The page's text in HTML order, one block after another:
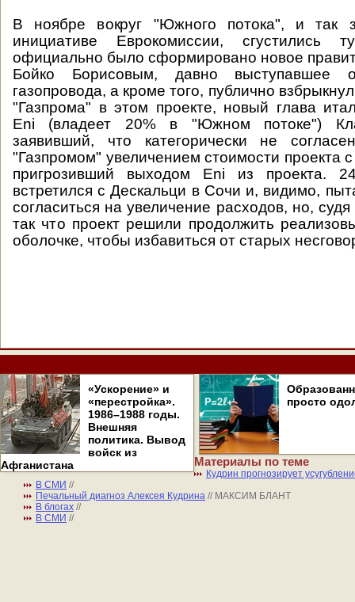
В ноябре вокруг "Южного потока", и так
инициативе Еврокомиссии, сгустились
официально было сформировано новое
Бойко Борисовым, давно выступавшее
газопровода, а кроме того, публично
"Газпрома" в этом проекте, новый глава
Eni (владеет 20% в "Южном потоке")
заявивший, что категорически не
"Газпромом" увеличением стоимости проекта
пригрозивший выходом Eni из проекта.
встретился с Дескальци в Сочи и, видимо,
согласиться на увеличение расходов, но,
так что проект решили продолжить
оболочке, чтобы избавиться от старых
«Ускорение» и
«перестройка».
1986–1988 годы.
Внешняя
политика. Вывод
войск из
Афганистана
просто
Материалы по теме
Кудрин прогнозирует
В СМИ //
Печальный диагноз Алексея Кудрина // МАКСИМ БЛАНТ
В блогах //
В СМИ //